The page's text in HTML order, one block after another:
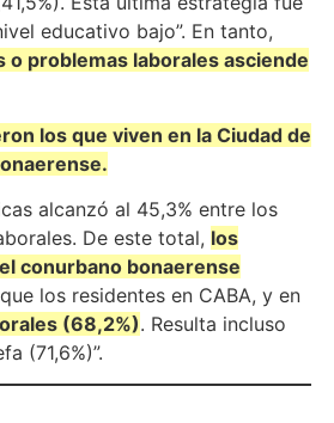
educativo bajo”. En tanto,
problemas laborales asciende
los que viven en la Ciudad de
alcanzó al 45,3% entre los
De este total, los
conurbano bonaerense
los residentes en CABA, y en
(68,2%). Resulta incluso
(71,6%)”.